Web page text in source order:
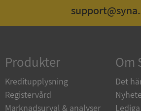
Produkter
Kreditupplysning
Registervård
Marknadsurval & analyser
Om
Det
Strikt nödvändiga kakor tillåter
kärnwebbplatsfunktioner som
och kontohantering. Webbplatsen kan
användas ordentligt utan strikt
Namn